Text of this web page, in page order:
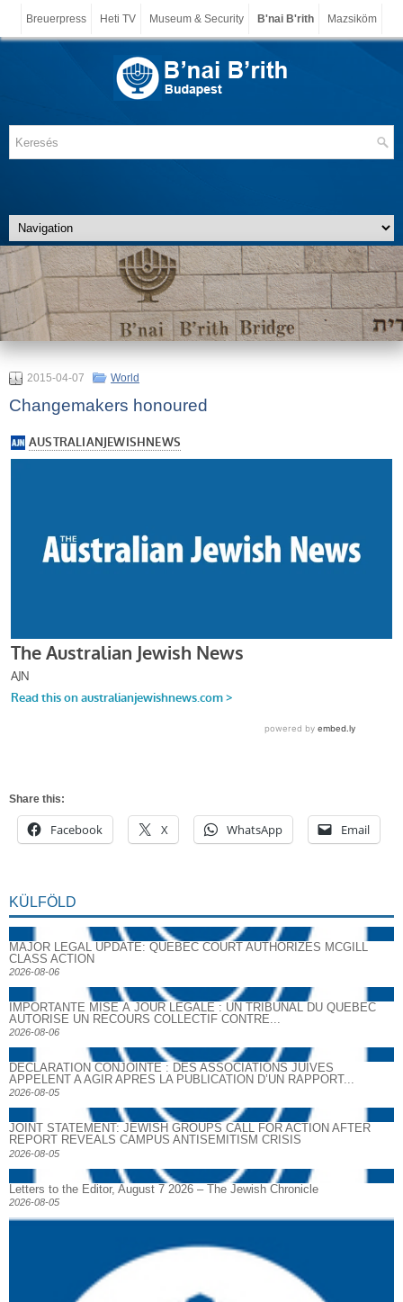
Breuerpress Heti TV Museum & Security B'nai B'rith Mazsiköm
2015-04-07 World
Changemakers honoured
Share this:
Facebook X WhatsApp Email
KÜLFÖLD
MAJOR LEGAL UPDATE: QUEBEC COURT AUTHORIZES MCGILL
CLASS ACTION
2026-08-06
IMPORTANTE MISE À JOUR LÉGALE : UN TRIBUNAL DU QUÉBEC
AUTORISE UN RECOURS COLLECTIF CONTRE...
2026-08-06
DECLARATION CONJOINTE : DES ASSOCIATIONS JUIVES
APPELENT A AGIR APRES LA PUBLICATION D’UN RAPPORT...
2026-08-05
JOINT STATEMENT: JEWISH GROUPS CALL FOR ACTION AFTER
REPORT REVEALS CAMPUS ANTISEMITISM CRISIS
2026-08-05
Letters to the Editor, August 7 2026 – The Jewish Chronicle
2026-08-05